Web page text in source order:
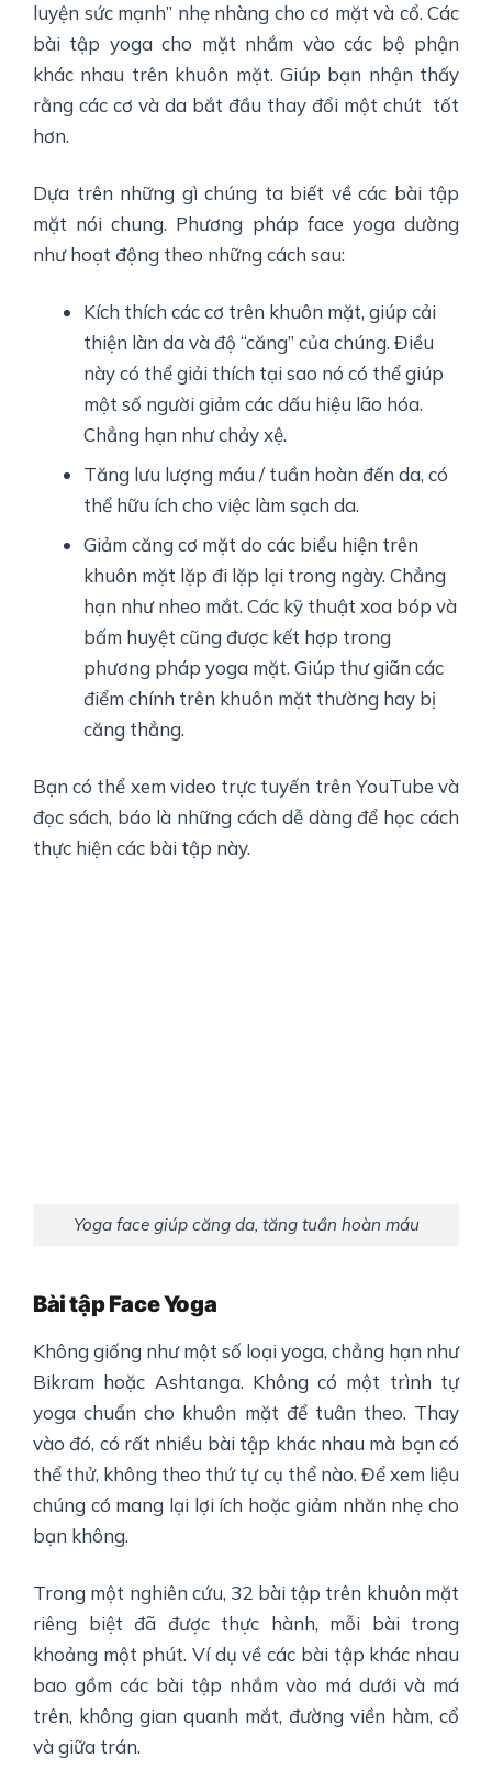
luyện sức mạnh” nhẹ nhàng cho cơ mặt và cổ. Các
bài tập yoga cho mặt nhắm vào các bộ phận
khác nhau trên khuôn mặt. Giúp bạn nhận thấy
rằng các cơ và da bắt đầu thay đổi một chút tốt
hơn.
Dựa trên những gì chúng ta biết về các bài tập
mặt nói chung. Phương pháp face yoga dường
như hoạt động theo những cách sau:
Kích thích các cơ trên khuôn mặt, giúp cải
thiện làn da và độ “căng” của chúng. Điều
này có thể giải thích tại sao nó có thể giúp
một số người giảm các dấu hiệu lão hóa.
Chẳng hạn như chảy xệ.
Tăng lưu lượng máu / tuần hoàn đến da, có
thể hữu ích cho việc làm sạch da.
Giảm căng cơ mặt do các biểu hiện trên
khuôn mặt lặp đi lặp lại trong ngày. Chẳng
hạn như nheo mắt. Các kỹ thuật xoa bóp và
bấm huyệt cũng được kết hợp trong
phương pháp yoga mặt. Giúp thư giãn các
điểm chính trên khuôn mặt thường hay bị
căng thẳng.
Bạn có thể xem video trực tuyến trên YouTube và
đọc sách, báo là những cách dễ dàng để học cách
thực hiện các bài tập này.
Yoga face giúp căng da, tăng tuần hoàn máu
Bài tậpFaceYoga
Không giống như một số loại yoga, chẳng hạn như
Bikram hoặc Ashtanga. Không có một trình tự
yoga chuẩn cho khuôn mặt để tuân theo. Thay
vào đó, có rất nhiều bài tập khác nhau mà bạn có
thể thử, không theo thứ tự cụ thể nào. Để xem liệu
chúng có mang lại lợi ích hoặc giảm nhăn nhẹ cho
bạn không.
Trong một nghiên cứu, 32 bài tập trên khuôn mặt
riêng biệt đã được thực hành, mỗi bài trong
khoảng một phút. Ví dụ về các bài tập khác nhau
bao gồm các bài tập nhắm vào má dưới và má
trên, không gian quanh mắt, đường viền hàm, cổ
và giữa trán.